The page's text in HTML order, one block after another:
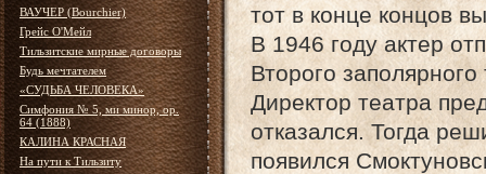
ВАУЧЕР (Bourchier)
Грейс О'Мейл
Тильзитские мирные договоры
Будь мечтателем
«СУДЬБА ЧЕЛОВЕКА»
Симфония № 5, ми минор, ор.
64 (1888)
КАЛИНА КРАСНАЯ
На пути к Тильзиту
тот в конце концов
В 1946 году актер
Второго
Директор театра
отказался. Тогда
появился